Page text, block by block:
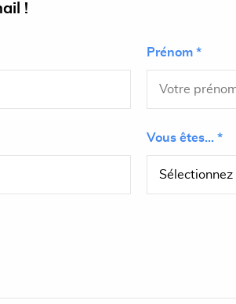
!
Prénom *
Vous êtes... *